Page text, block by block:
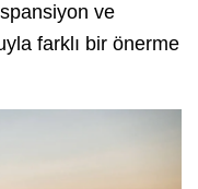
ve
farklı bir önerme